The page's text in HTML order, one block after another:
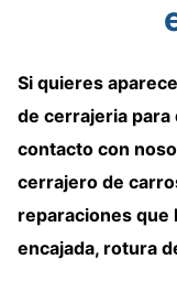
Si quieres
de cerrajeria para
contacto con
cerrajero de
reparaciones que
encajada, rotura